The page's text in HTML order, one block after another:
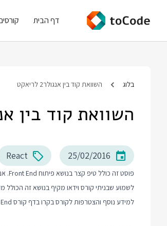
דף הבית
בלוג השוואת קוד בין אנגולר2 לריאקט
השוואת קוד בין
25/02/2016
React
לשמוע שבניתי קורס וידאו מקיף בנושא זה הכולל מעל 50 שיעורי וידאו והמון תרגול
למידע נוסף והצטרפות לקורס בקרו בדף קורס Front End